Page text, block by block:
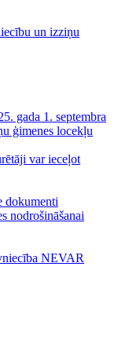
un izziņu
gada 1. septembra
ģimenes locekļu
var ieceļot
dokumenti
nodrošināšanai
NEVAR